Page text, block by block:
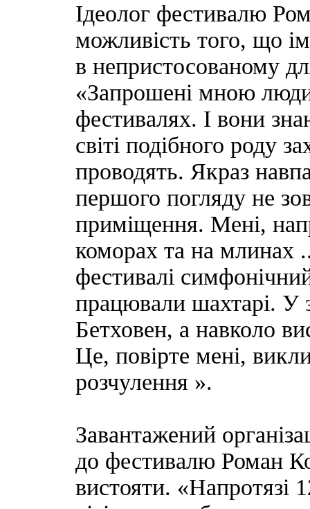
Ідеолог фестивалю
можливість того, що
в непристосованому
«Запрошені мною
фестивалях. І вони
світі подібного роду
проводять. Якраз
першого погляду не
приміщення. Мені,
коморах та на млинах
фестивалі
працювали шахтарі. У
Бетховен, а навколо
Це, повірте мені,
розчулення ».
Завантажений
до фестивалю Роман
вистояти. «Напротязі